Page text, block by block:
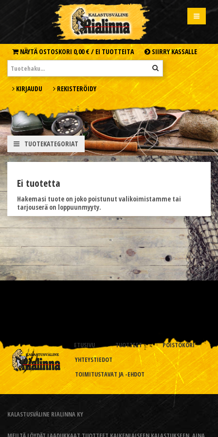
NÄYTÄ OSTOSKORI 0,00 € / EI TUOTTEITA SIIRRY KASSALLE
KIRJAUDU REKISTERÖIDY
TUOTEKATEGORIAT
Ei tuotetta
Hakemasi tuote on joko poistunut valikoimistamme tai
tarjouserä on loppuunmyyty.
ETUSIVU TUOTTEET
POISTOKORI
YHTEYSTIEDOT
TOIMITUSTAVAT JA -EHDOT
KALASTUSVÄLINE RIALINNA KY